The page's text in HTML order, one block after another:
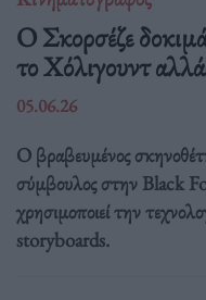
Ο Σκορσέζε
το Χόλιγουντ
05.06.26
Ο βραβευμένος
σύμβουλος στην Black
χρησιμοποιεί την
storyboards.